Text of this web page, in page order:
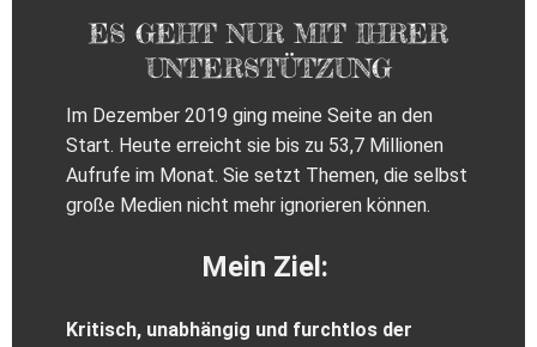
ES GEHT NUR MIT IHRER
UNTERSTÜTZUNG
Im Dezember 2019 ging meine Seite an den
Start. Heute erreicht sie bis zu 53,7 Millionen
Aufrufe im Monat. Sie setzt Themen, die selbst
große Medien nicht mehr ignorieren können.
Mein Ziel:
Kritisch, unabhängig und furchtlos der